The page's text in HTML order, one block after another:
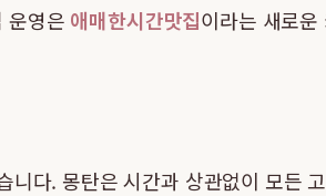
운영은 애매한시간맛집이라는 새로
다. 몽탄은 시간과 상관없이 모든